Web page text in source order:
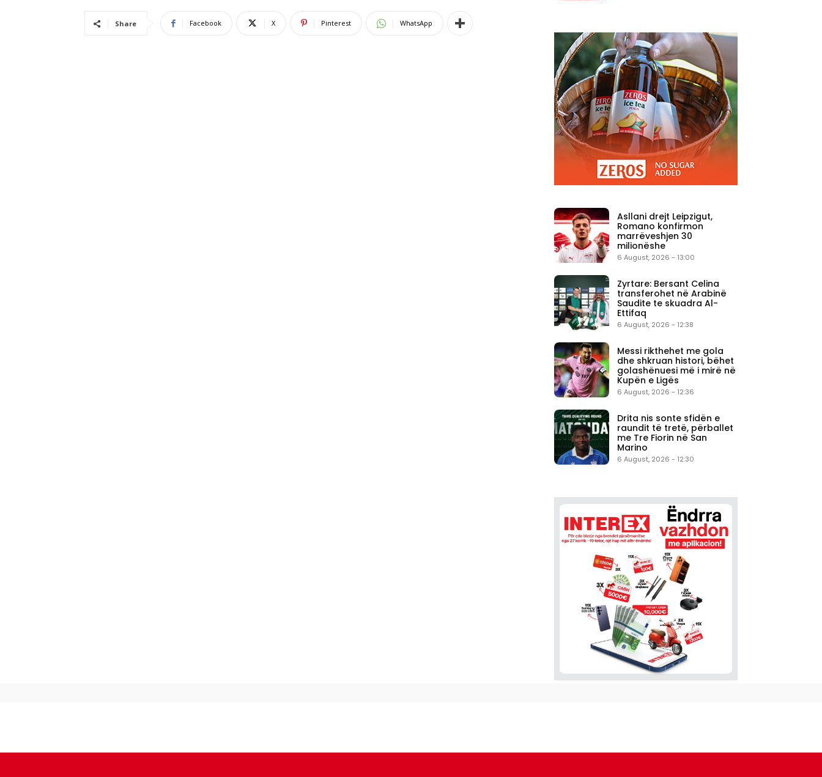
Share Facebook X Pinterest WhatsApp
Asllani drejt Leipzigut,
Romano konfirmon
marrëveshjen 30
milionëshe
6 August, 2026 - 13:00
Zyrtare: Bersant Celina
transferohet në Arabinë
Saudite te skuadra Al-
Ettifaq
6 August, 2026 - 12:38
Messi rikthehet me gola
dhe shkruan histori, bëhet
golashënuesi më i mirë në
Kupën e Ligës
6 August, 2026 - 12:36
Drita nis sonte sfidën e
raundit të tretë, përballet
me Tre Fiorin në San
Marino
6 August, 2026 - 12:30